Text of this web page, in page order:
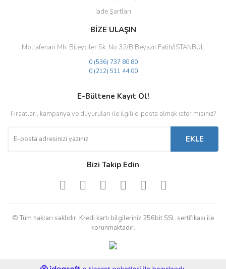
İade Şartları
BİZE ULAŞIN
Mollafenari Mh. Bileyciler Sk. No:32/B Beyazıt Fatih/İSTANBUL
0 (536) 737 80 80
0 (212) 511 44 00
E-Bültene Kayıt Ol!
Fırsatları, kampanya ve duyuruları ile ilgili e-posta almak ister misiniz?
EKLE
Bizi Takip Edin
© Tüm hakları saklıdır. Kredi kartı bilgileriniz 256bit SSL sertifikası ile
korunmaktadır.